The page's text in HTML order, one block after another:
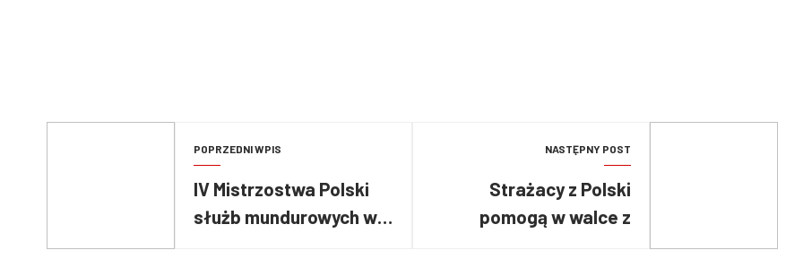
POPRZEDNI WPIS
IV Mistrzostwa Polski
służb mundurowych w
NASTĘPNY POST
Strażacy z Polski
pomogą w walce z